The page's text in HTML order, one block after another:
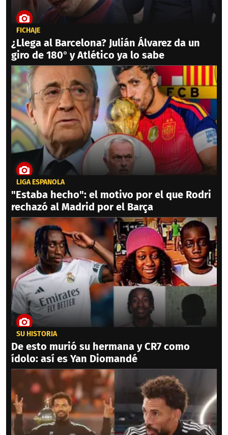
FICHAJE
¿Llega al Barcelona? Julián Álvarez da un
giro de 180° y Atlético ya lo sabe
LIGA ESPAÑOLA
"Estaba hecho": el motivo por el que Rodri
rechazó al Madrid por el Barça
SU HISTORIA
De esto murió su hermana y CR7 como
ídolo: así es Yan Diomandé